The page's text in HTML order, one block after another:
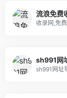
流浪免费
收录网,免
sh991网址